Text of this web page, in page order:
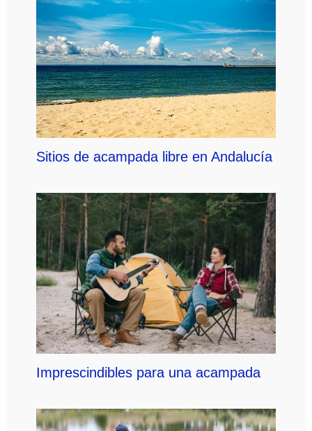
Sitios de acampada libre en Andalucía
Imprescindibles para una acampada